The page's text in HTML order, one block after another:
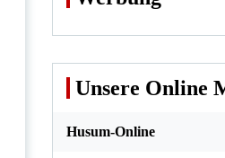
Unsere Online
Husum-Online